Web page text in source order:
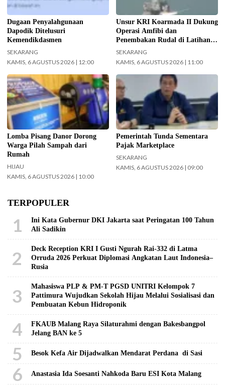
Pokok Pendidikan (Dapodik).
(Foto: ist)
Dugaan Penyalahgunaan
Dapodik Ditelusuri
Kemendikdasmen
SEKARANG
KAMIS, 6 AGUSTUS 2026 | 12:00
Pantai Todak, Dabo Singkep,
Kabupaten Lingga, Kepulauan Riau.
(Foto: Pen/2)
Unsur KRI Koarmada II Dukung
Operasi Amfibi dan
Penembakan Rudal di Latihan
TNI Terintegrasi Tahun 2026
SEKARANG
KAMIS, 6 AGUSTUS 2026 | 11:00
Pemkot Surabaya gelar Lomba
Pisang Danor. (Foto:
Surabaya.go.id)
Lomba Pisang Danor Dorong
Warga Pilah Sampah dari
Rumah
HIJAU
KAMIS, 6 AGUSTUS 2026 | 10:00
Menteri Keuangan (Menkeu)
Purbaya Yudhi Sadewa.
(InfoPublik.id)
Pemerintah Tunda Sementara
Pajak Marketplace
SEKARANG
KAMIS, 6 AGUSTUS 2026 | 09:00
TERPOPULER
1
Ini Kata Gubernur DKI Jakarta saat Peringatan 100 Tahun
Ali Sadikin
2
Deck Reception KRI I Gusti Ngurah Rai-332 di Latma
Orruda 2026 Perkuat Diplomasi Angkatan Laut Indonesia–
Rusia
3
Mahasiswa PLP & PM-T PGSD UNITRI Kelompok 7
Pattimura Wujudkan Sekolah Hijau Melalui Sosialisasi dan
Pembuatan Kebun Hidroponik
4
FKAUB Malang Raya Silaturahmi dengan Bakesbangpol
Jelang BAN ke 5
5 Besok Kefa Air Dijadwalkan Mendarat Perdana di Sasi
6 Anastasia Ida Soesanti Nahkoda Baru ESI Kota Malang